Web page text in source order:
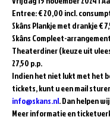
Entree: € 20,00 incl.
Skâns Plankje met drankje €
Skâns Compleet-
Theaterdiner (keuze uit
27,50 p.p.
Indien het niet lukt met het
tickets, kunt u een mail
info@skans.nl. Dan helpen
Meer informatie en